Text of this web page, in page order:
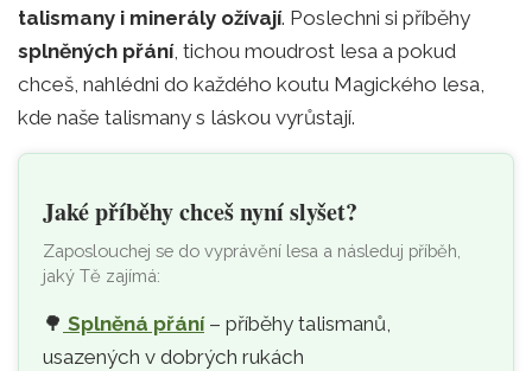
talismany i minerály ožívají. Poslechni si příběhy
splněných přání, tichou moudrost lesa a pokud
chceš, nahlédni do každého koutu Magického lesa,
kde naše talismany s láskou vyrůstají.
Jaké příběhy chceš nyní slyšet?
Zaposlouchej se do vyprávění lesa a následuj příběh,
jaký Tě zajímá:
🌳 Splněná přání– příběhy talismanů,
usazených v dobrých rukách